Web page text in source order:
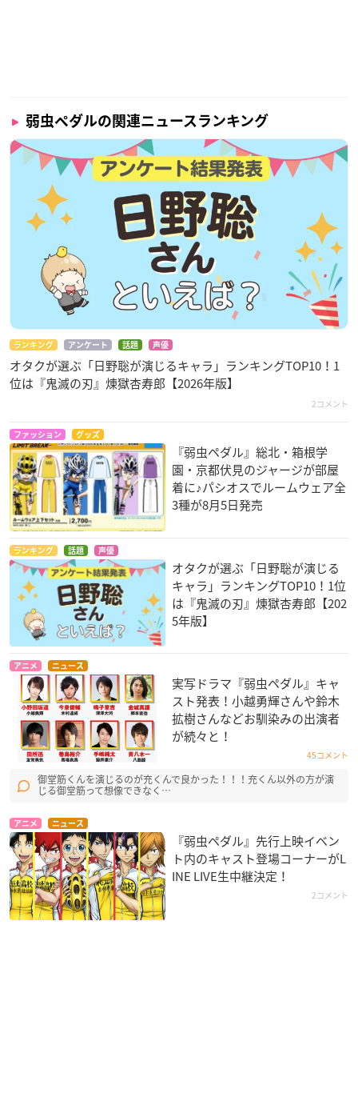
弱虫ペダルの関連ニュースランキング
ランキング アンケート 話題 声優
オタクが選ぶ「日野聡が演じるキャラ」ランキングTOP10！1
位は『鬼滅の刃』煉󠄁獄杏寿郎【2026年版】
2コメント
ファッション グッズ
『弱虫ペダル』総北・箱根学
園・京都伏見のジャージが部屋
着に♪パシオスでルームウェア全
3種が8月5日発売
ランキング 話題 声優
オタクが選ぶ「日野聡が演じる
キャラ」ランキングTOP10！1位
は『鬼滅の刃』煉󠄁獄杏寿郎【202
5年版】
アニメ ニュース
実写ドラマ『弱虫ペダル』キャ
スト発表！小越勇輝さんや鈴木
拡樹さんなどお馴染みの出演者
が続々と！
45コメント
御堂筋くんを演じるのが充くんで良かった！！！充くん以外の方が演
じる御堂筋って想像できなく…
アニメ ニュース
『弱虫ペダル』先行上映イベン
ト内のキャスト登場コーナーがL
INE LIVE生中継決定！
2コメント